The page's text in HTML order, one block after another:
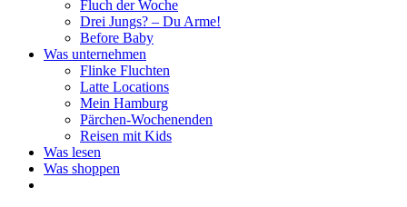
Fluch der Woche
Drei Jungs? – Du Arme!
Before Baby
Was unternehmen
Flinke Fluchten
Latte Locations
Mein Hamburg
Pärchen-Wochenenden
Reisen mit Kids
Was lesen
Was shoppen